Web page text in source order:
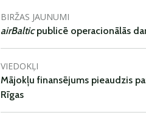
BIRŽAS JAUNUMI
airBalticpublicē operacionālās
VIEDOKĻI
Mājokļu finansējums pieaudzis
Rīgas